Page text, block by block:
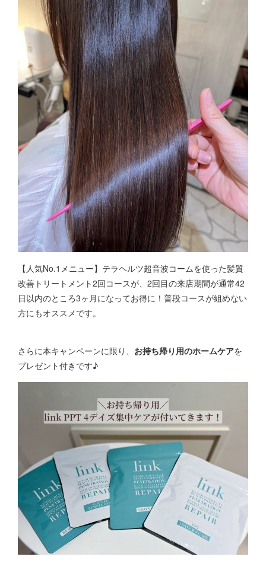
【人気No.1メニュー】テラヘルツ超音波コームを使った髪質
改善トリートメント2回コースが、2回目の来店期間が通常42
日以内のところ3ヶ月になってお得に！普段コースが組めない
方にもオススメです。
さらに本キャンペーンに限り、 お持ち帰り用のホームケアを
プレゼント付きです♪